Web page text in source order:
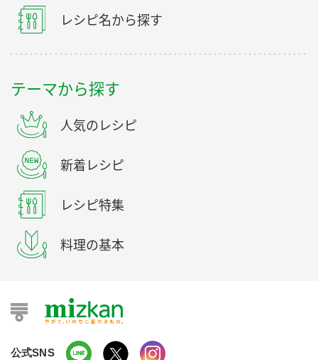
レシピ名から探す
テーマから探す
人気のレシピ
新着レシピ
レシピ特集
料理の基本
公式SNS